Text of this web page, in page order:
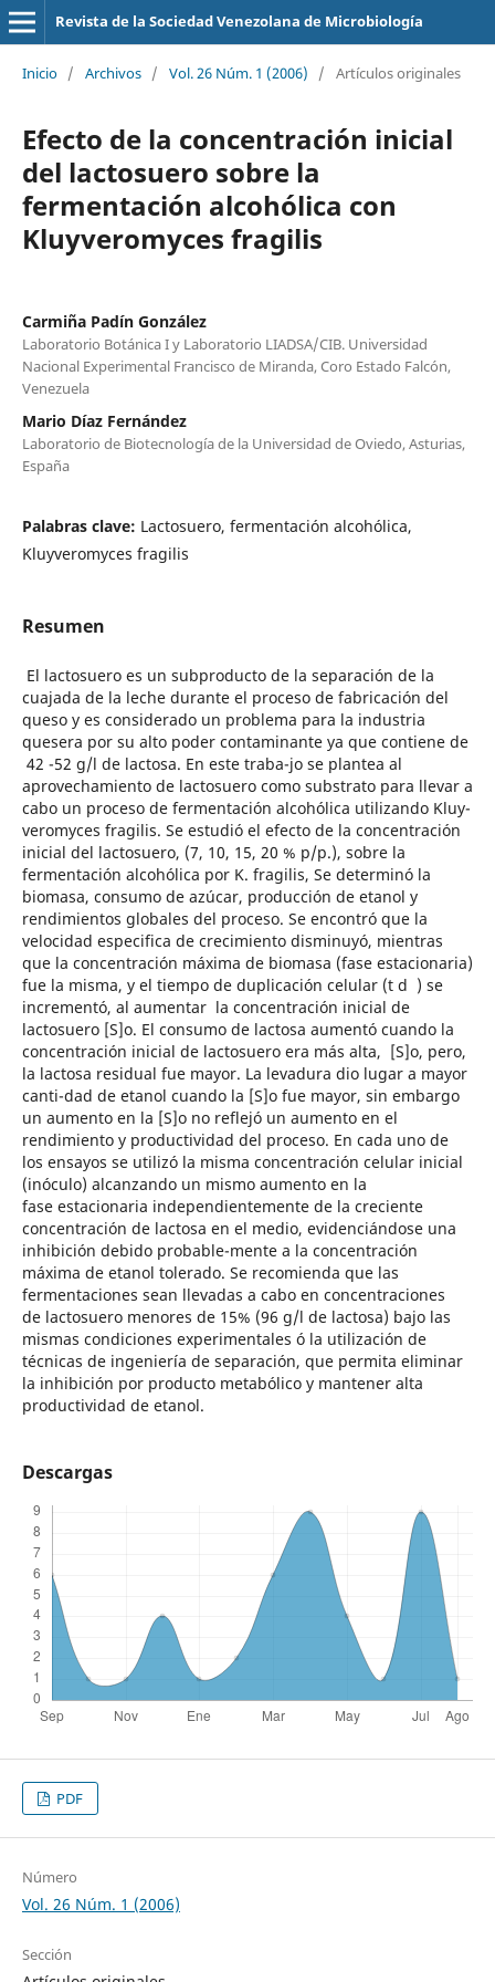
Revista de la Sociedad Venezolana de Microbiología
Inicio / Archivos / Vol. 26 Núm. 1 (2006) / Artículos originales
Efecto de la concentración inicial
del lactosuero sobre la
fermentación alcohólica con
Kluyveromyces fragilis
Carmiña Padín González
Laboratorio Botánica I y Laboratorio LIADSA/CIB. Universidad
Nacional Experimental Francisco de Miranda, Coro Estado Falcón,
Venezuela
Mario Díaz Fernández
Laboratorio de Biotecnología de la Universidad de Oviedo, Asturias,
España
Palabras clave: Lactosuero, fermentación alcohólica,
Kluyveromyces fragilis
Resumen
El lactosuero es un subproducto de la separación de la
cuajada de la leche durante el proceso de fabricación del
queso y es considerado un problema para la industria
quesera por su alto poder contaminante ya que contiene de
42 -52 g/l de lactosa. En este traba-jo se plantea al
aprovechamiento de lactosuero como substrato para llevar a
cabo un proceso de fermentación alcohólica utilizando Kluy-
veromyces fragilis. Se estudió el efecto de la concentración
inicial del lactosuero, (7, 10, 15, 20 % p/p.), sobre la
fermentación alcohólica por K. fragilis, Se determinó la
biomasa, consumo de azúcar, producción de etanol y
rendimientos globales del proceso. Se encontró que la
velocidad especifica de crecimiento disminuyó, mientras
que la concentración máxima de biomasa (fase estacionaria)
fue la misma, y el tiempo de duplicación celular (t d ) se
incrementó, al aumentar la concentración inicial de
lactosuero [S]o. El consumo de lactosa aumentó cuando la
concentración inicial de lactosuero era más alta, [S]o, pero,
la lactosa residual fue mayor. La levadura dio lugar a mayor
canti-dad de etanol cuando la [S]o fue mayor, sin embargo
un aumento en la [S]o no reflejó un aumento en el
rendimiento y productividad del proceso. En cada uno de
los ensayos se utilizó la misma concentración celular inicial
(inóculo) alcanzando un mismo aumento en la
fase estacionaria independientemente de la creciente
concentración de lactosa en el medio, evidenciándose una
inhibición debido probable-mente a la concentración
máxima de etanol tolerado. Se recomienda que las
fermentaciones sean llevadas a cabo en concentraciones
de lactosuero menores de 15% (96 g/l de lactosa) bajo las
mismas condiciones experimentales ó la utilización de
técnicas de ingeniería de separación, que permita eliminar
la inhibición por producto metabólico y mantener alta
productividad de etanol.
Descargas
PDF
Número
Vol. 26 Núm. 1 (2006)
Sección